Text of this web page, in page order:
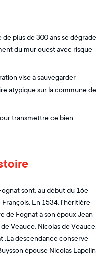
plus de 300 ans se dégrade
du mur ouest avec risque
vise à sauvegarder
atypique sur la commune de
transmettre ce bien
sont, au début du 16e
François. En 1534, l'héritière
de Fognat à son époux Jean
Veauce, Nicolas de Veauce,
.La descendance conserve
épouse Nicolas Lapelin